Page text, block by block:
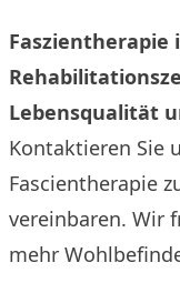
Faszientherapie
Lebensqualität
Kontaktieren Sie
Fascientherapie
vereinbaren. Wir
mehr